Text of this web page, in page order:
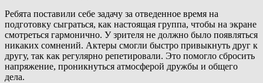
Ребята поставили себе задачу за отведенное время на
подготовку сыграться, как настоящая группа, чтобы на экране
смотреться гармонично. У зрителя не должно было появляться
никаких сомнений. Актеры смогли быстро привыкнуть друг к
другу, так как регулярно репетировали. Это помогло сбросить
напряжение, проникнуться атмосферой дружбы и общего
дела.